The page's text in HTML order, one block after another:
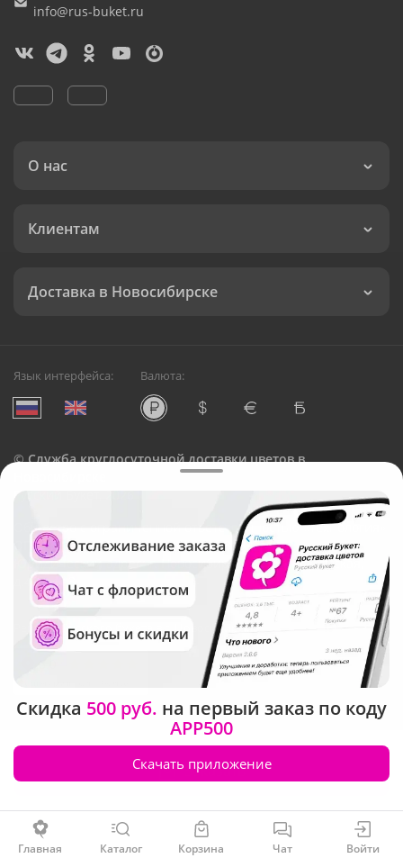
Заказать
info@rus-buket.ru
О нас
Клиентам
Доставка в Новосибирске
Язык интерфейса: Валюта:
©Служба круглосуточной доставки цветов в
Русский Букет, 2026
Общество с ограниченной ответственностью «Технология»
ОГРН: 1195476081745, ИНН: 5410081997
Юридический адрес: г. Новосибирск, ул. Ипподромская,
д.42, оф. 3
Рейтинг Русского букета в г. Новосибирск
Главная Каталог Корзина Чат Войти
Скидка 500 руб. на первый заказ по коду
APP500
Скачать приложение